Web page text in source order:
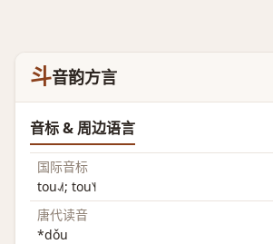
斗音韵方言
音标 & 周边语言
国际音标
tou˨˩˦; tou˥˧
唐代读音
*dǒu